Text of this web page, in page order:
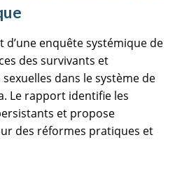
enquête systémique de
des survivants et
dans le système de
Le rapport identifie les
et propose
des réformes pratiques et